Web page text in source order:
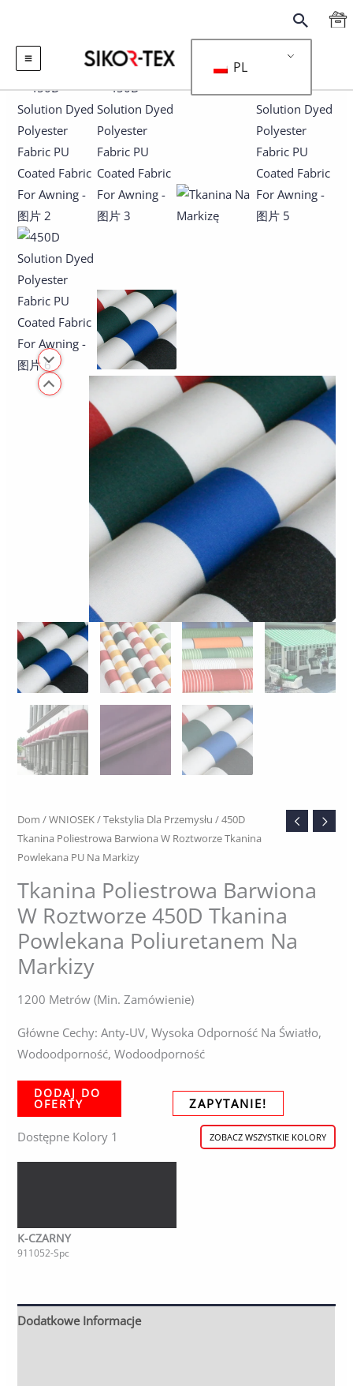
搜
索
PL
Dom /WNIOSEK/Tekstylia Dla Przemysłu / 450D
Tkanina Poliestrowa Barwiona W Roztworze Tkanina
Powlekana PU Na Markizy
Tkanina Poliestrowa Barwiona
W Roztworze 450D Tkanina
Powlekana Poliuretanem Na
Markizy
1200 Metrów (min. Zamówienie)
Główne Cechy: Anty-UV, Wysoka Odporność Na Światło,
Wodoodporność, Wodoodporność
DODAJ DO
OFERTY ZAPYTANIE!
Dostępne Kolory 1 ZOBACZ WSZYSTKIE KOLORY
K-CZARNY
911052-Spc
Dodatkowe Informacje